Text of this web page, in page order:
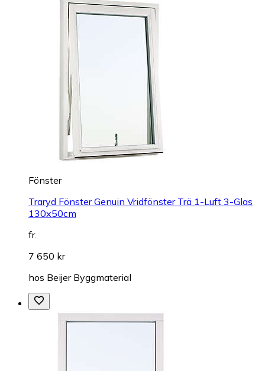
Fönster
Traryd Fönster Genuin Vridfönster Trä 1-Luft 3-Glas
130x50cm
fr.
7 650 kr
hos Beijer Byggmaterial